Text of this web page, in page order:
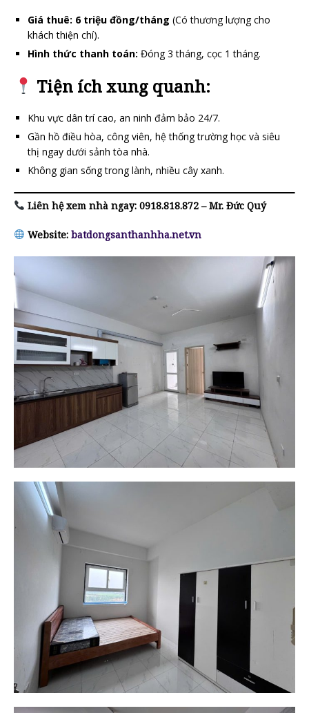
Giá thuê: 6 triệu đồng/tháng (Có thương lượng cho
khách thiện chí).
Hình thức thanh toán: Đóng 3 tháng, cọc 1 tháng.
Tiện ích xung quanh:
Khu vực dân trí cao, an ninh đảm bảo 24/7.
Gần hồ điều hòa, công viên, hệ thống trường học và siêu
thị ngay dưới sảnh tòa nhà.
Không gian sống trong lành, nhiều cây xanh.
Liên hệ xem nhà ngay: 0918.818.872 – Mr. Đức Quý
Website: batdongsanthanhha.net.vn